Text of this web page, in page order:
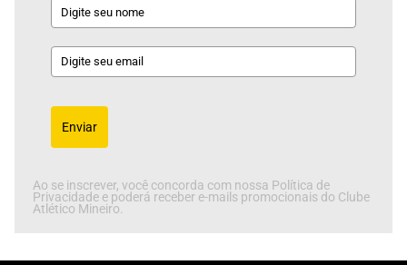
Enviar
Ao se inscrever, você concorda com nossa Política de
Privacidade e poderá receber e-mails promocionais do Clube
Atlético Mineiro.